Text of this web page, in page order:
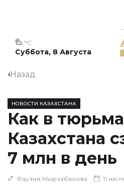
Суббота, 8 Августа
°C
Назад
НОВОСТИ КАЗАХСТАНА
Как в
Казахстана
7 млн в день
Фаузия Мырзабекова 11